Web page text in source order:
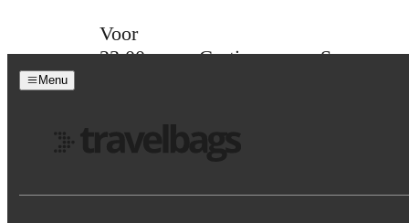
Voor
23:00
Gratis
Spaar
Menu